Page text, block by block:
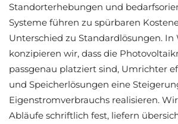
Standorterhebungen und
Systeme führen zu spürbaren
Unterschied zu Standardlösungen.
konzipieren wir, dass die
passgenau platziert sind, Umrichter
und Speicherlösungen eine
Eigenstromverbrauchs realisieren.
Abläufe schriftlich fest, liefern